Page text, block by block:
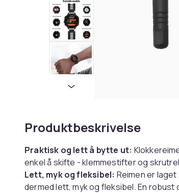
Produktbeskrivelse
Praktisk og lett å bytte ut:
enkel å skifte - klemmestifter og
Lett, myk og fleksibel: Reimen er
dermed lett, myk og fleksibel. En